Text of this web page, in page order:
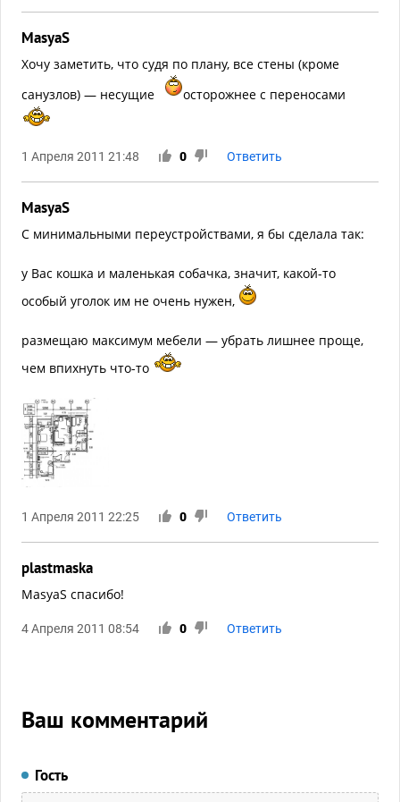
MasyaS
Хочу заметить, что судя по плану, все стены (кроме
санузлов) — несущие
осторожнее с переносами
1 Апреля 2011 21:48 0 Ответить
MasyaS
С минимальными переустройствами, я бы сделала так:
у Вас кошка и маленькая собачка, значит, какой-то
особый уголок им не очень нужен,
размещаю максимум мебели — убрать лишнее проще,
чем впихнуть что-то
1 Апреля 2011 22:25 0 Ответить
plastmaska
MasyaS спасибо!
4 Апреля 2011 08:54 0 Ответить
Ваш комментарий
Гость